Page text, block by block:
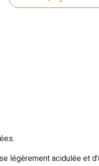
légèrement acidulée et